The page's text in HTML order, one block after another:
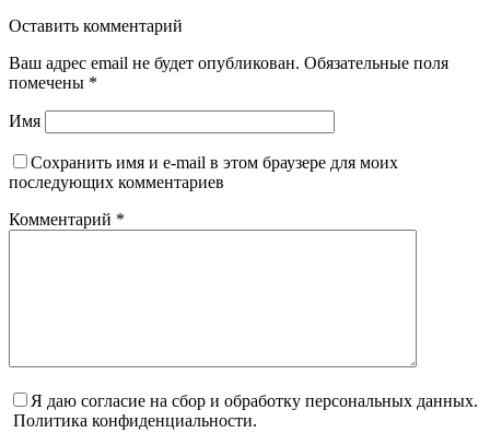
Оставить комментарий
Ваш адрес email не будет опубликован. Обязательные поля
помечены *
Имя
Сохранить имя и e-mail в этом браузере для моих
последующих комментариев
Комментарий *
Я даю согласие на сбор и обработку персональных данных.
Политика конфиденциальности.